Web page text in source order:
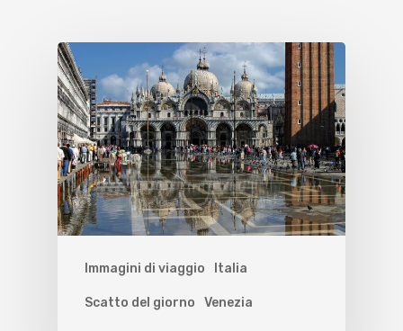
Immagini di viaggio Italia
Scatto del giorno Venezia